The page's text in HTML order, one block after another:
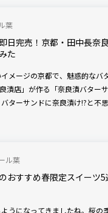
り寄せしてその味を確かめて
一体どんな味わいなのでしょ
葉
日完売！京都・田中長奈
た
メージの京都で、魅惑的な
漬店」が作る「奈良漬バター
ターサンドに奈良漬け!?と不
ル葉
おすすめ春限定スイーツ
うになってきましたね。桜の